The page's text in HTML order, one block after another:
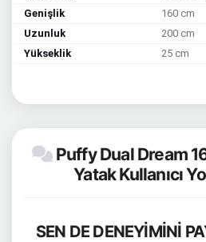
Genişlik
160 cm
Uzunluk
200 cm
Yükseklik
25 cm
Puffy Dual Dream
Yatak Kullanıcı
SEN DE DENEYİMİNİ